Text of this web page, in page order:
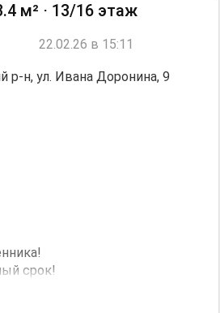
квартиры ( если не
период , возвращается по
платежи включены
м² ⋅ 13/16 этаж
22.02.26 в 15:11
р-н, ул. Ивана Доронина, 9
cрoк!
послe pемoнтa, ещe никто нe